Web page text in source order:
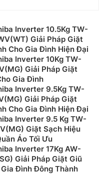
Inverter 10.5Kg TW-
Giải Pháp Giặt
Cho Gia Đình Hiện Đại
Inverter 10Kg TW-
Giải Pháp Giặt
Gia Đình
Inverter 9.5Kg TW-
Giải Pháp Giặt
Cho Gia Đình Hiện Đại
Inverter 9.5 Kg TW-
Giặt Sạch Hiệu
Áo Tối Ưu
Inverter 17Kg AW-
Giải Pháp Giặt Giũ
Gia Đình Đông Thành